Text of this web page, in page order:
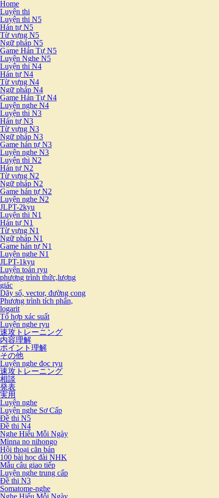
Home
Luyện thi
Luyện thi N5
Hán tự N5
Từ vựng N5
Ngữ pháp N5
Game Hán Tự N5
Luyện Nghe N5
Luyện thi N4
Hán tự N4
Từ vựng N4
Ngữ pháp N4
Game Hán Tự N4
Luyện nghe N4
Luyện thi N3
Hán tự N3
Từ vựng N3
Ngữ pháp N3
Game hán tự N3
Luyện nghe N3
Luyện thi N2
Hán tự N2
Từ vựng N2
Ngữ pháp N2
Game hán tự N2
Luyện nghe N2
JLPT-2kyu
Luyện thi N1
Hán tự N1
Từ vựng N1
Ngữ pháp N1
Game hán tự N1
Luyện nghe N1
JLPT-1kyu
Luyện toán ryu
phương trình thức,lượng
giác
Dãy số, vector, đường cong
Phương trình tích phân,
logarit
Tổ hợp xác suất
Luyện nghe ryu
速攻トレーニング
内容理解
ポイント理解
その他
Luyện nghe đọc ryu
速攻トレーニング
相談
発表
実用
Luyện nghe
Luyện nghe Sơ Cấp
Đề thi N5
Đề thi N4
Nghe Hiểu Mỗi Ngày
Minna no nihongo
Hội thoại căn bản
100 bài học đài NHK
Mẫu câu giao tiếp
Luyện nghe trung cấp
Đề thi N3
Somatome-nghe
Nghe Hiểu Mỗi Ngày